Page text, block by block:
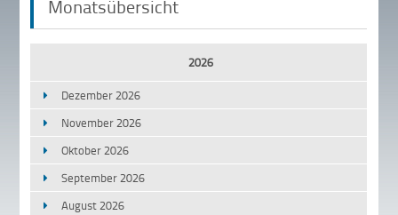
Monatsübersicht
2026
Dezember 2026
November 2026
Oktober 2026
September 2026
August 2026